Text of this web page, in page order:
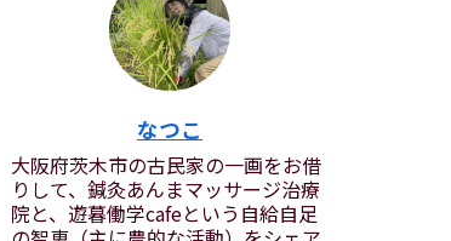
なつこ
大阪府茨木市の古民家の一画をお借
りして、鍼灸あんまマッサージ治療
院と、遊暮働学cafeという自給自足